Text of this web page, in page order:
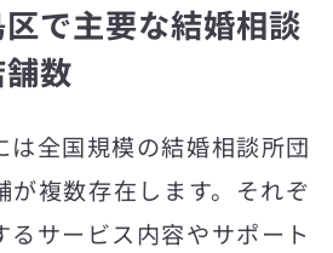
で主要な結婚相談
数
は全国規模の結婚相談所団
が複数存在します。それぞ
るサービス内容やサポート